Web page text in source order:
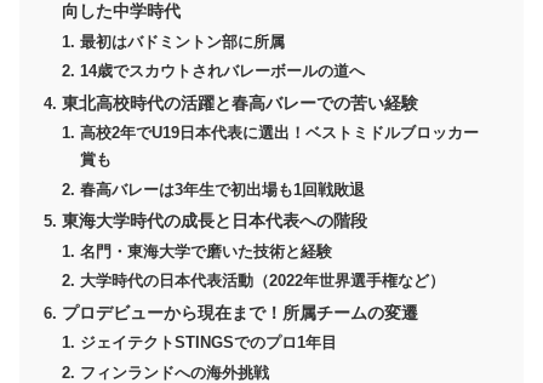
向した中学時代
最初はバドミントン部に所属
14歳でスカウトされバレーボールの道へ
東北高校時代の活躍と春高バレーでの苦い経験
高校2年でU19日本代表に選出！ベストミドルブロッカー
賞も
春高バレーは3年生で初出場も1回戦敗退
東海大学時代の成長と日本代表への階段
名門・東海大学で磨いた技術と経験
大学時代の日本代表活動（2022年世界選手権など）
プロデビューから現在まで！所属チームの変遷
ジェイテクトSTINGSでのプロ1年目
フィンランドへの海外挑戦